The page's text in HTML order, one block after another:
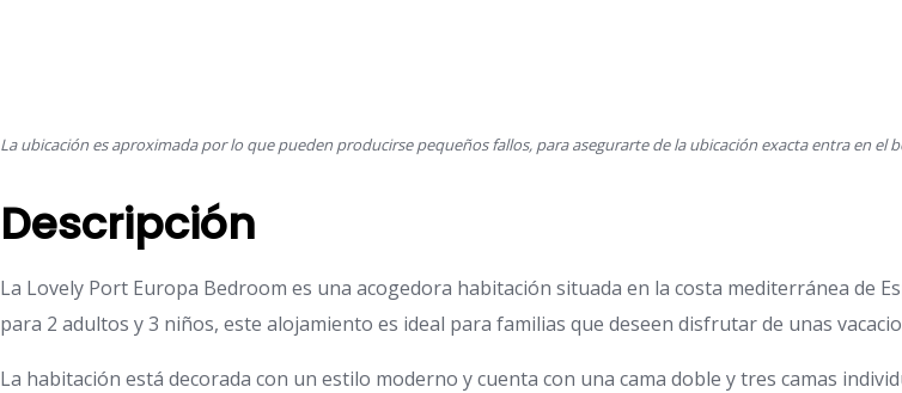
La ubicación es aproximada por lo que pueden producirse pequeños fallos, para asegurarte de la ubicación exacta entra en el
Descripción
La Lovely Port Europa Bedroom es una acogedora habitación situada en la costa mediterránea de
para 2 adultos y 3 niños, este alojamiento es ideal para familias que deseen disfrutar de unas
La habitación está decorada con un estilo moderno y cuenta con una cama doble y tres camas